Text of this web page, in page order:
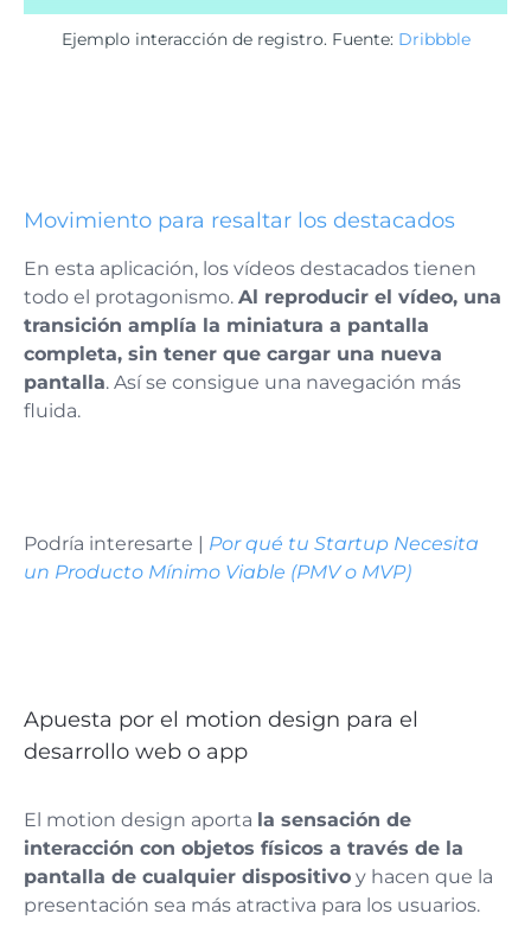
Ejemplo interacción de registro. Fuente: Dribbble
Movimiento para resaltar los destacados
En esta aplicación, los vídeos destacados tienen
todo el protagonismo. Al reproducir el vídeo, una
transición amplía la miniatura a pantalla
completa, sin tener que cargar una nueva
pantalla. Así se consigue una navegación más
fluida.
Podría interesarte | Por qué tu Startup Necesita
un Producto Mínimo Viable (PMV o MVP)
Apuesta por el motion design para el
desarrollo web o app
El motion design aporta la sensación de
interacción con objetos físicos a través de la
pantalla de cualquier dispositivo y hacen que la
presentación sea más atractiva para los usuarios.